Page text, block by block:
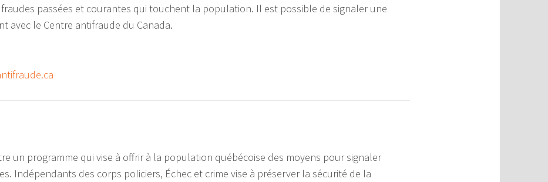
passées et courantes qui touchent la population. Il est possible de signaler une
avec le Centre antifraude du Canada.
un programme qui vise à offrir à la population québécoise des moyens pour signaler
Indépendants des corps policiers, Échec et crime vise à préserver la sécurité de la